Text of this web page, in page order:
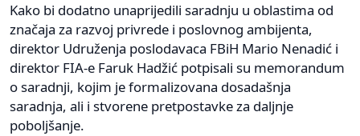
Kako bi dodatno unaprijedili saradnju u oblastima od
značaja za razvoj privrede i poslovnog ambijenta,
direktor Udruženja poslodavaca FBiH Mario Nenadić i
direktor FIA-e Faruk Hadžić potpisali su memorandum
o saradnji, kojim je formalizovana dosadašnja
saradnja, ali i stvorene pretpostavke za daljnje
poboljšanje.